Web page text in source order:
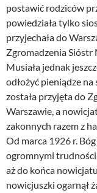
postawić rodziców
powiedziała tylko
przyjechała do
Zgromadzenia Sióstr
Musiała jednak
odłożyć pieniądze
została przyjęta do
Warszawie, a
zakonnych razem z
Od marca 1926 r.
ogromnymi
aż do końca
nowicjuszki ogarnął